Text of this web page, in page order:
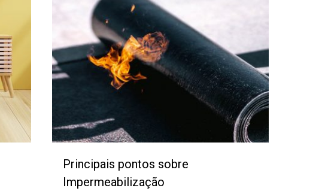
Principais pontos sobre
Impermeabilização